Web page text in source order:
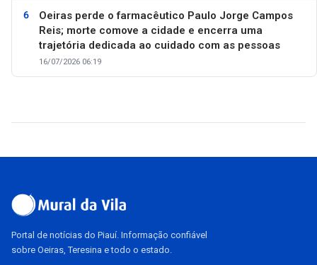
Oeiras perde o farmacêutico Paulo Jorge Campos
Reis; morte comove a cidade e encerra uma
trajetória dedicada ao cuidado com as pessoas
16/07/2026 06:19
Portal de notícias do Piauí. Informação confiável
sobre Oeiras, Teresina e todo o estado.